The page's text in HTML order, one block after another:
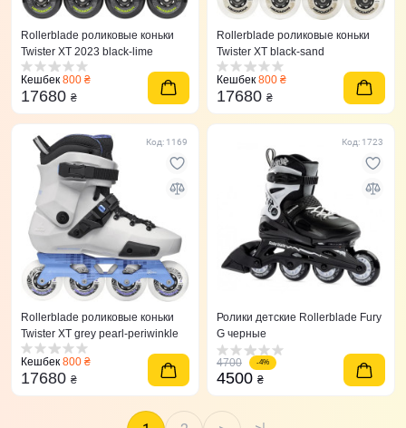
Rollerblade роликовые коньки
Twister XT 2023 black-lime
Кешбек 800 ₴
17680 ₴
Rollerblade роликовые коньки
Twister XT black-sand
Кешбек 800 ₴
17680 ₴
Код: 1169
Rollerblade роликовые коньки
Twister XT grey pearl-periwinkle
Кешбек 800 ₴
17680 ₴
Код: 1723
Ролики детские Rollerblade Fury
G черные
4700 -4%
4500 ₴